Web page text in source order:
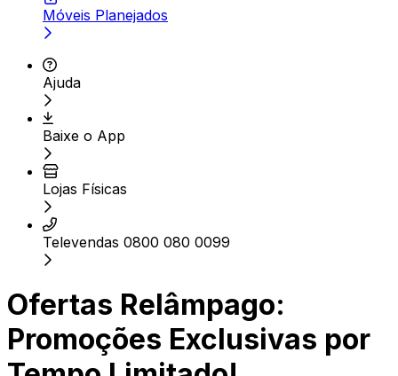
Móveis Planejados
Ajuda
Baixe o App
Lojas Físicas
Televendas 0800 080 0099
Ofertas Relâmpago:
Promoções Exclusivas por